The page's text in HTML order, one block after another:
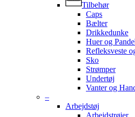
Tilbehør
Caps
Bælter
Drikkedunke
Huer og
Refleksveste
Sko
Strømper
Undertøj
Vanter og
–
Arbejdstøj
Arbejdstrøjer